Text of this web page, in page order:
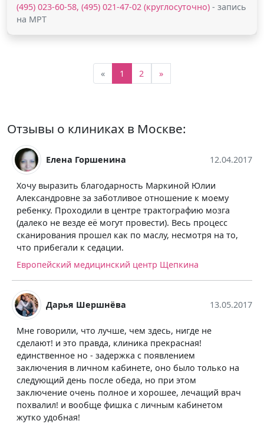
(495) 023-60-58, (495) 021-47-02 (круглосуточно) - запись
на МРТ
« 1 2 »
Отзывы о клиниках в Москве:
Елена Горшенина 12.04.2017
Хочу выразить благодарность Маркиной Юлии
Александровне за заботливое отношение к моему
ребенку. Проходили в центре трактографию мозга
(далеко не везде её могут провести). Весь процесс
сканирования прошел как по маслу, несмотря на то,
что прибегали к седации.
Европейский медицинский центр Щепкина
Дарья Шершнёва 13.05.2017
Мне говорили, что лучше, чем здесь, нигде не
сделают! и это правда, клиника прекрасная!
единственное но - задержка с появлением
заключения в личном кабинете, оно было только на
следующий день после обеда, но при этом
заключение очень полное и хорошее, лечащий врач
похвалил! и вообще фишка с личным кабинетом
жутко удобная!